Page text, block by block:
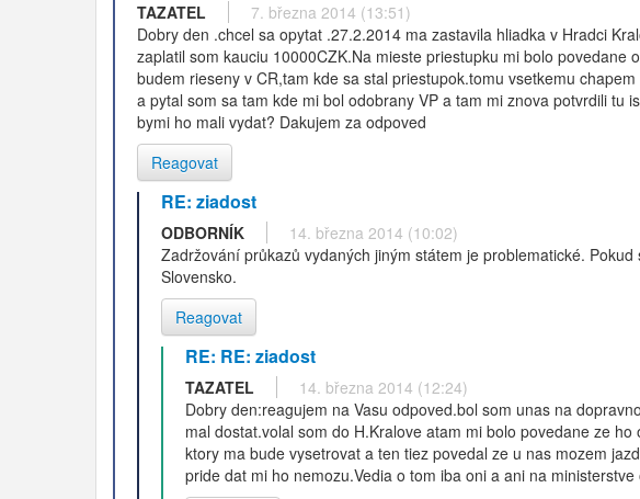
TAZATEL
7. března 2014 (13:51)
Dobry den .chcel sa opytat .27.2.2014 ma zastavila hliadka v Hradci
zaplatil som kauciu 10000CZK.Na mieste priestupku mi bolo
budem rieseny v CR,tam kde sa stal priestupok.tomu vsetkemu
a pytal som sa tam kde mi bol odobrany VP a tam mi znova potvrdili
bymi ho mali vydat? Dakujem za odpoved
Reagovat
RE: ziadost
ODBORNÍK
14. března 2014 (10:02)
Zadržování průkazů vydaných jiným státem je problematické.
Slovensko.
Reagovat
RE: RE: ziadost
TAZATEL
14. března 2014 (12:24)
Dobry den:reagujem na Vasu odpoved.bol som unas na
mal dostat.volal som do H.Kralove atam mi bolo povedane ze
ktory ma bude vysetrovat a ten tiez povedal ze u nas mozem
pride dat mi ho nemozu.Vedia o tom iba oni a ani na